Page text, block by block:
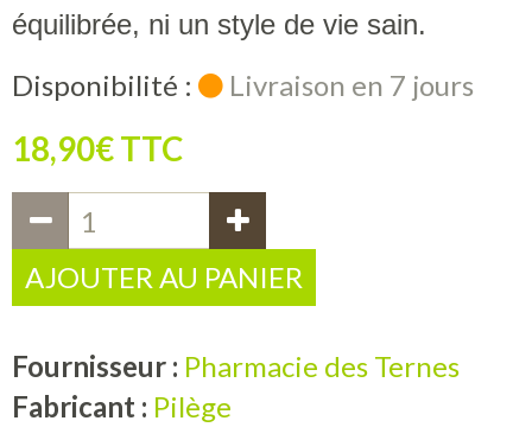
équilibrée, ni un style de vie sain.
Disponibilité : Livraison en 7 jours
18,90€ TTC
AJOUTER AU PANIER
Fournisseur : Pharmacie des Ternes
Fabricant : Pilège